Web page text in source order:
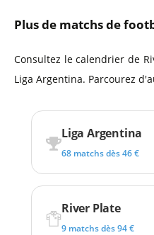
Plus de matchs de
Consultez le calendrier de
Liga Argentina. Parcourez
Liga Argentina
68 matchs dès 46 €
River Plate
9 matchs dès 94 €